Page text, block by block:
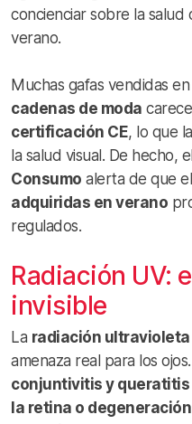
concienciar sobre la salud
verano.
Muchas gafas vendidas en
cadenas de moda
certificación CE, lo que
la salud visual. De hecho,
Consumo alerta de que el
adquiridas en verano
regulados.
Radiación UV:
invisible
La radiación ultravioleta
amenaza real para los
conjuntivitis y queratitis
la retina o